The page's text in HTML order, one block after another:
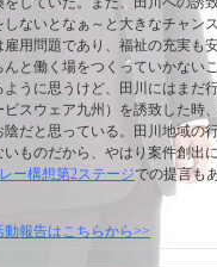
ないとなぁ～と大きなチャン
用問題であり、福祉の充実も
んと働く場をつくっていかない
ように思うけど、田川にはまだ
ビスウェア九州）を誘致した時
だと思っている。田川地域の
ものだから、やはり案件創出
ー構想第2ステージでの提言も
報告はこちらから>>